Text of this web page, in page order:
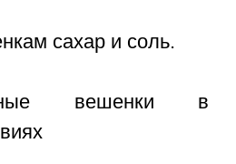
сахар и соль.